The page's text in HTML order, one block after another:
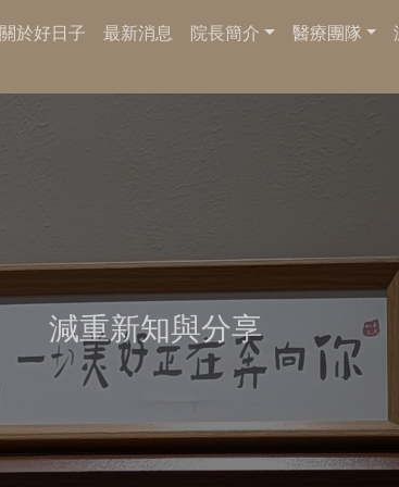
關於好日子 最新消息 院長簡介 醫療團隊
減重新知與分享